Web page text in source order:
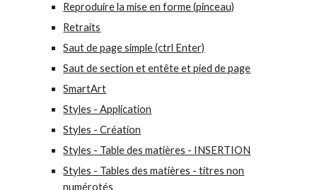
Reproduire la mise en forme (pinceau)
Retraits
Saut de page simple (ctrl Enter)
Saut de section et entête et pied de page
SmartArt
Styles - Application
Styles - Création
Styles - Table des matières - INSERTION
Styles - Tables des matières - titres non
numérotés